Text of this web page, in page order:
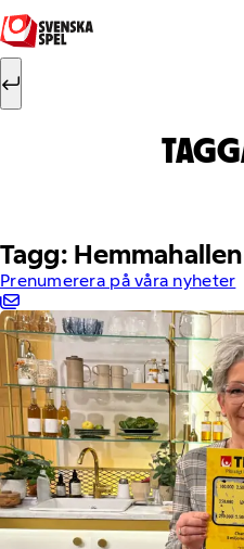
Hoppa till innehåll
Sök efter:
Tagg:
Prenumerera på våra nyheter